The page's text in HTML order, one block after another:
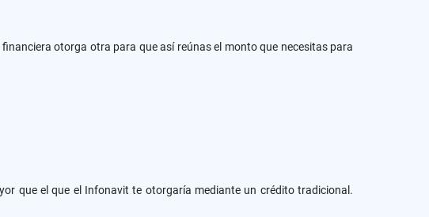
otorga otra para que así reúnas el monto que necesitas para
que el que el Infonavit te otorgaría mediante un crédito tradicional.